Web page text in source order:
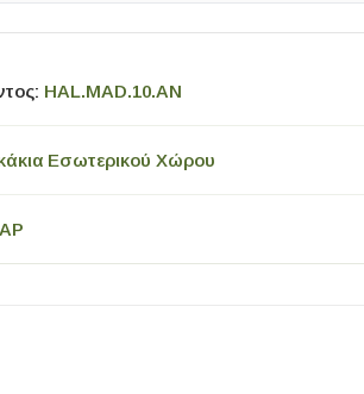
HAL.MAD.10.AN
Εσωτερικού Χώρου